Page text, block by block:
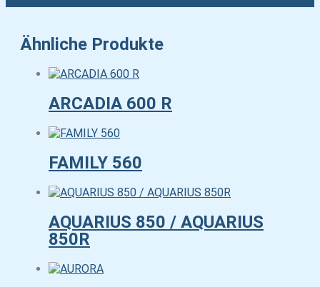
Ähnliche Produkte
ARCADIA 600 R
FAMILY 560
AQUARIUS 850 / AQUARIUS
850R